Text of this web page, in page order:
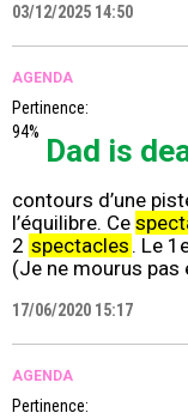
03/12/2025 14:50
AGENDA
Pertinence:
94%
Dad is
contours d’une
l’équilibre. Ce
2 spectacles . Le
(Je ne mourus pas
17/06/2020 15:17
AGENDA
Pertinence: